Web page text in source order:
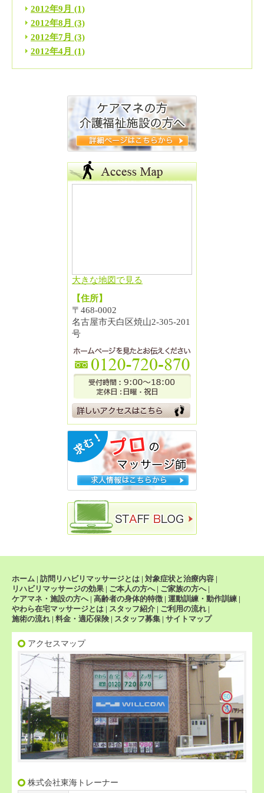
2012年9月 (1)
2012年8月 (3)
2012年7月 (3)
2012年4月 (1)
大きな地図で見る
【住所】
〒468-0002
名古屋市天白区焼山2-305-201
号
ホーム | 訪問リハビリマッサージとは | 対象症状と治療内容 |
リハビリマッサージの効果 | ご本人の方へ| ご家族の方へ|
ケアマネ・施設の方へ| 高齢者の身体的特徴 | 運動訓練・動作訓練 |
やわら在宅マッサージとは | スタッフ紹介 | ご利用の流れ |
施術の流れ | 料金・適応保険 | スタッフ募集 | サイトマップ
アクセスマップ
株式会社東海トレーナー